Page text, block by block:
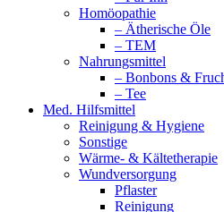
Homöopathie
– Ätherische Öle
– TEM
Nahrungsmittel
– Bonbons &
– Tee
Med. Hilfsmittel
Reinigung & Hygiene
Sonstige
Wärme- & Kältetherapie
Wundversorgung
Pflaster
Reinigung